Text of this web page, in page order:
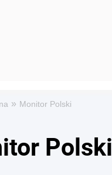
» Monitor Polski
Polski